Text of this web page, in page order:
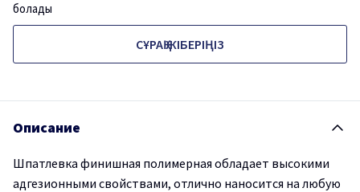
болады
СҰРАҚ ЖІБЕРІҢІЗ
Описание
Шпатлевка финишная полимерная обладает высокими
адгезионными свойствами, отлично наносится на любую